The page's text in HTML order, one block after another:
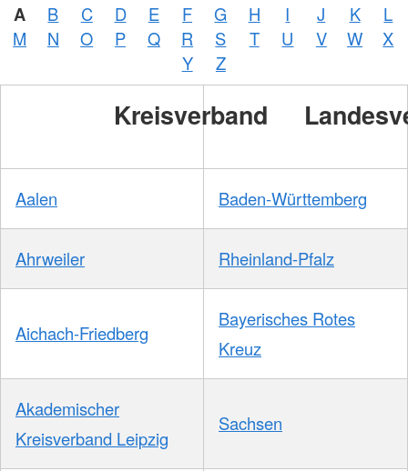
A B C D E F G H I J K
L
M
N O P Q R S T U V W
X
Y
Z
Kreisverband
Aalen Baden-Württemberg
Ahrweiler Rheinland-Pfalz
Aichach-Friedberg
Bayerisches Rotes
Kreuz
Akademischer
Kreisverband Leipzig
Sachsen